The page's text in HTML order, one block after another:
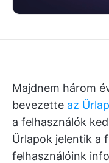
Majdnem három
bevezette az
a felhasználók
Űrlapok jelentik a
felhasználóink